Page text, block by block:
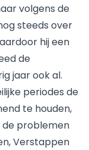
volgens de
steeds over
hij een
de
jaar ook al.
periodes de
te houden,
de problemen
Verstappen